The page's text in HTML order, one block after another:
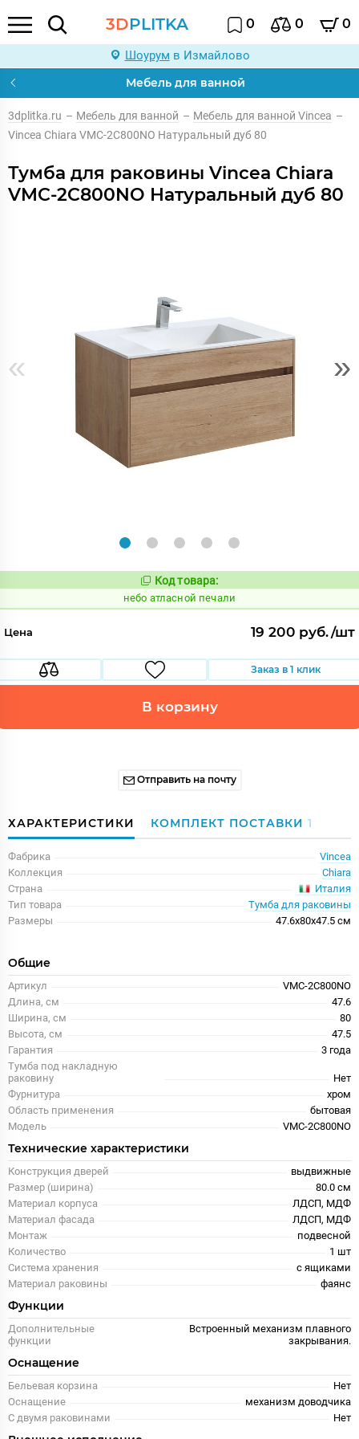
3DPLITKA 0 0 0
Шоурум в Измайлово
Мебель для ванной
3dplitka.ru – Мебель для ванной – Мебель для ванной Vincea –
Vincea Chiara VMC-2C800NO Натуральный дуб 80
Тумба для раковины Vincea Chiara
VMC-2C800NO Натуральный дуб 80
« »
Код:
1124320
Код товара:
небо атласной печали
Цена 19 200 руб./шт
Заказ в 1 клик
В корзину
Отправить на почту
ХАРАКТЕРИСТИКИ КОМПЛЕКТ ПОСТАВКИ 1
Фабрика
Vincea
Коллекция
Chiara
Страна
Италия
Тип товара
Тумба для раковины
Размеры
47.6x80x47.5 см
Общие
Артикул
VMC-2C800NO
Длина, см
47.6
Ширина, см
80
Высота, см
47.5
Гарантия
3 года
Тумба под накладную
раковину
Нет
Фурнитура
хром
Область применения
бытовая
Модель
VMC-2C800NO
Технические характеристики
Конструкция дверей
выдвижные
Размер (ширина)
80.0 см
Материал корпуса
ЛДСП, МДФ
Материал фасада
ЛДСП, МДФ
Монтаж
подвесной
Количество
1 шт
Система хранения
с ящиками
Материал раковины
фаянс
Функции
Дополнительные
функции
Встроенный механизм плавного
закрывания.
Оснащение
Бельевая корзина
Нет
Оснащение
механизм доводчика
С двумя раковинами
Нет